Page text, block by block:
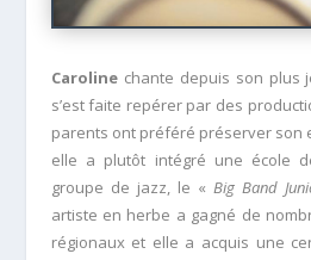
Carolinechante depuis son plus
s’est faite repérer par des
parents ont préféré préserver son
elle a plutôt intégré une école
groupe de jazz, le « Big Band
artiste en herbe a gagné de
régionaux et elle a acquis une